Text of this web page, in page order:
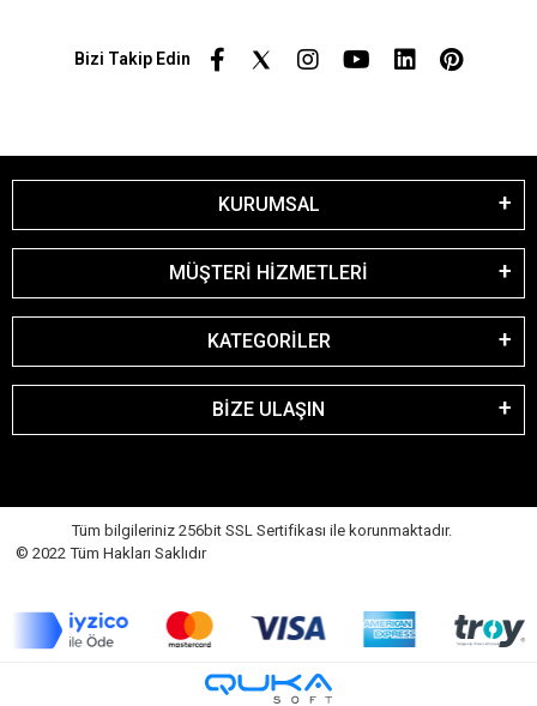
Bizi Takip Edin
KURUMSAL
MÜŞTERİ HİZMETLERİ
KATEGORİLER
BİZE ULAŞIN
Tüm bilgileriniz 256bit SSL Sertifikası ile korunmaktadır.
© 2022 Tüm Hakları Saklıdır